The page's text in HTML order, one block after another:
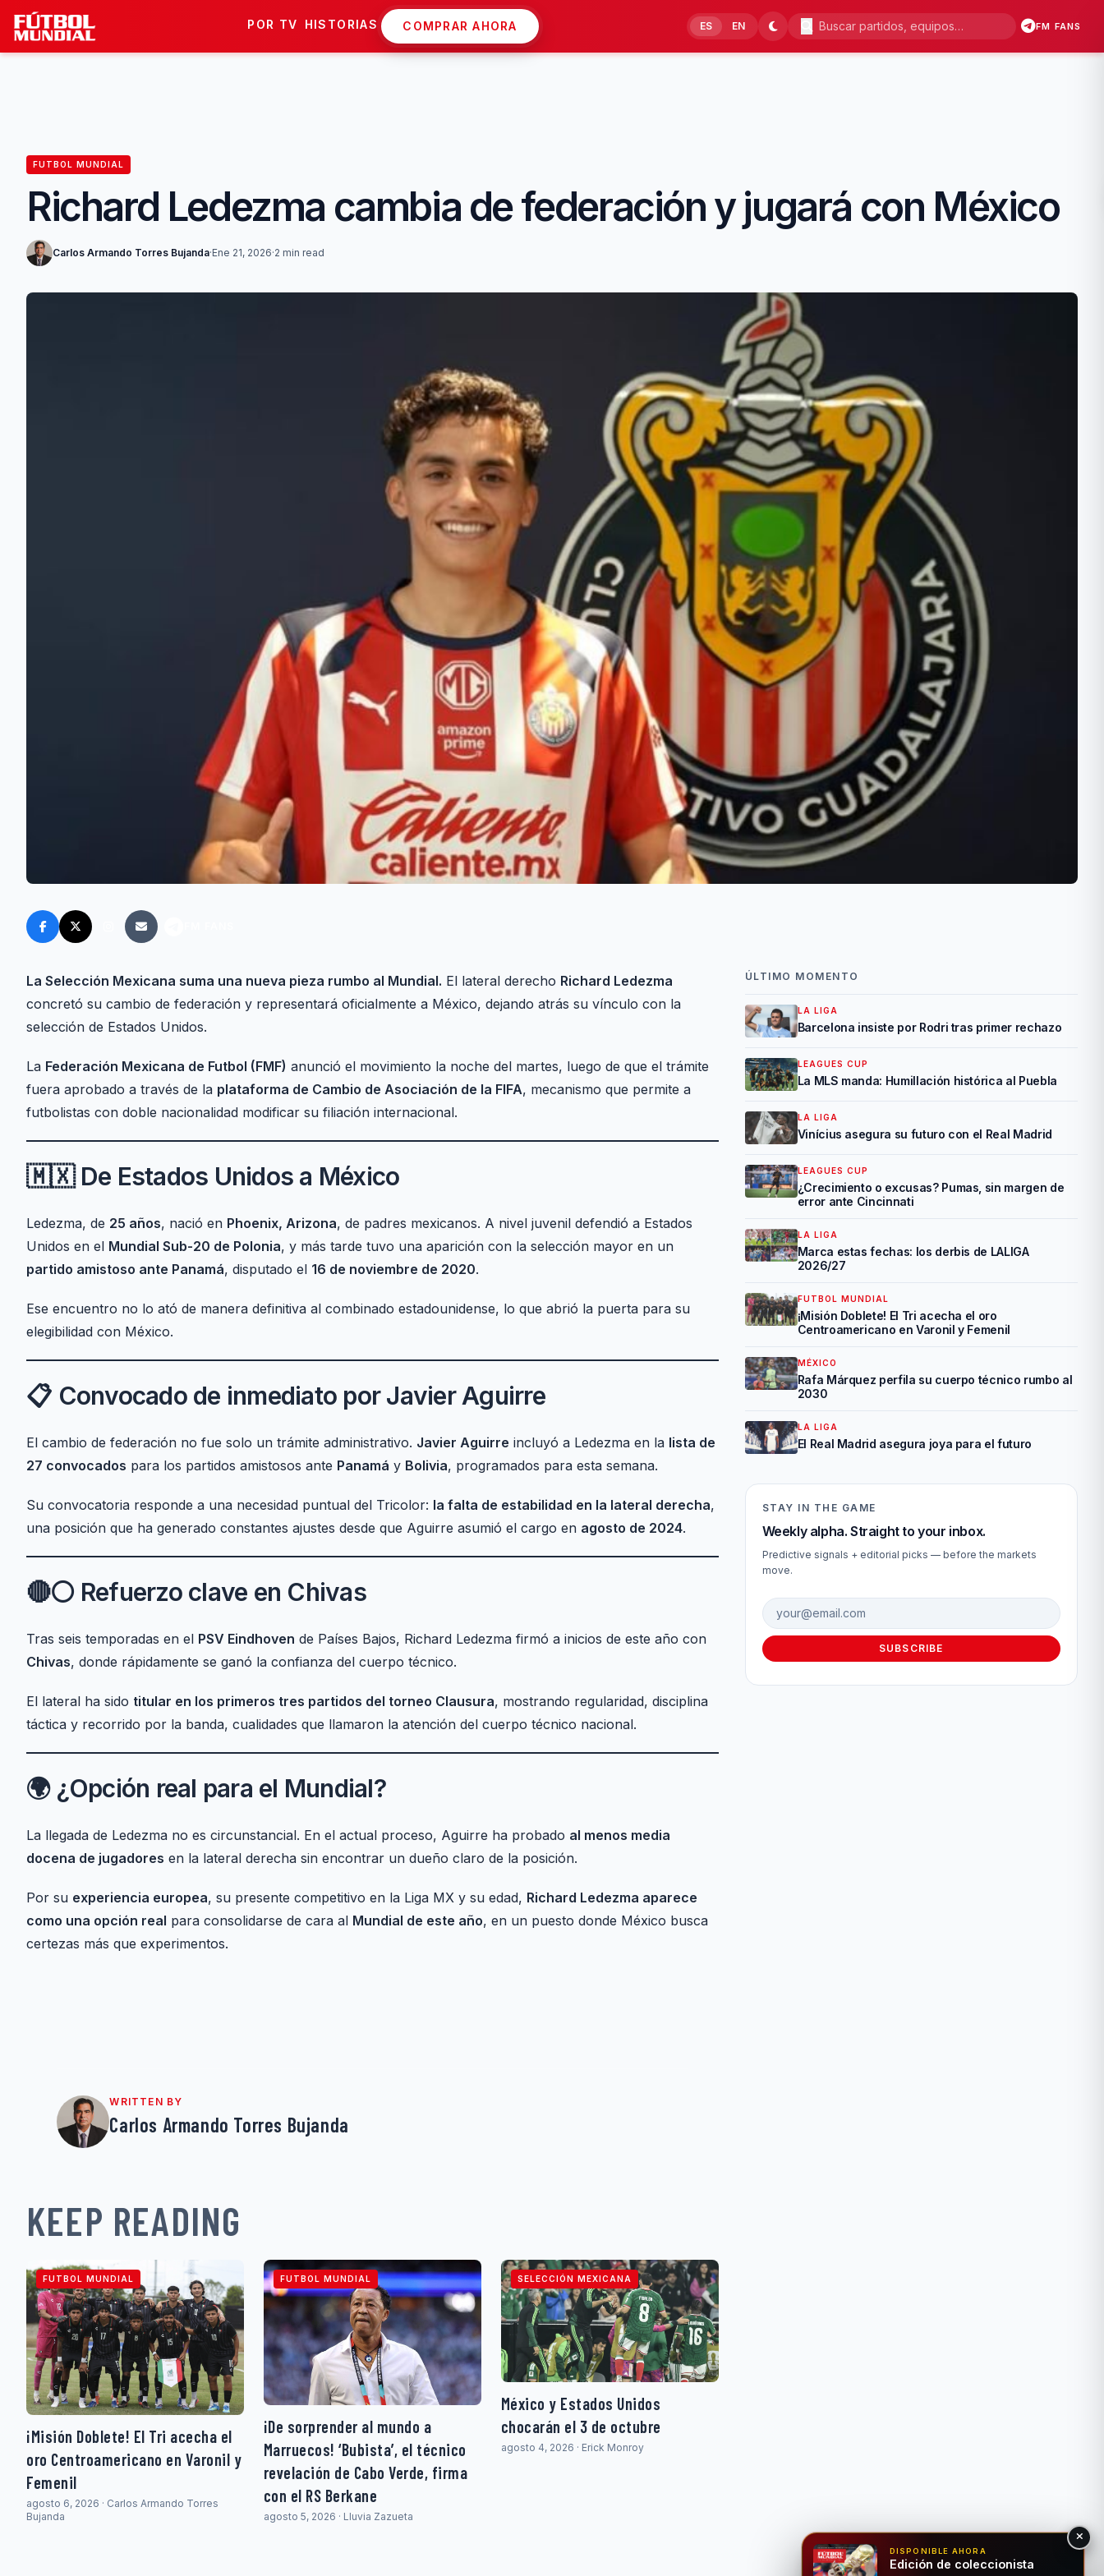
Skip to content
POR TV HISTORIAS COMPRAR AHORA ES EN FM FANS
FUTBOL MUNDIAL
Richard Ledezma cambia de federación y jugará con México
Carlos Armando Torres Bujanda·Ene 21, 2026·2 min read
La Selección Mexicana suma una nueva pieza rumbo al Mundial. El lateral derecho Richard Ledezma
concretó su cambio de federación y representará oficialmente a México, dejando atrás su vínculo con la
selección de Estados Unidos.
La Federación Mexicana de Futbol (FMF) anunció el movimiento la noche del martes, luego de que el trámite
fuera aprobado a través de la plataforma de Cambio de Asociación de la FIFA, mecanismo que permite a
futbolistas con doble nacionalidad modificar su filiación internacional.
🇲🇽 De Estados Unidos a México
Ledezma, de 25 años, nació en Phoenix, Arizona, de padres mexicanos. A nivel juvenil defendió a Estados
Unidos en el Mundial Sub-20 de Polonia, y más tarde tuvo una aparición con la selección mayor en un
partido amistoso ante Panamá, disputado el 16 de noviembre de 2020.
Ese encuentro no lo ató de manera definitiva al combinado estadounidense, lo que abrió la puerta para su
elegibilidad con México.
📋 Convocado de inmediato por Javier Aguirre
El cambio de federación no fue solo un trámite administrativo. Javier Aguirre incluyó a Ledezma en la lista de
27 convocados para los partidos amistosos ante Panamá y Bolivia, programados para esta semana.
Su convocatoria responde a una necesidad puntual del Tricolor: la falta de estabilidad en la lateral derecha,
una posición que ha generado constantes ajustes desde que Aguirre asumió el cargo en agosto de 2024.
🔴⚪ Refuerzo clave en Chivas
Tras seis temporadas en el PSV Eindhoven de Países Bajos, Richard Ledezma firmó a inicios de este año con
Chivas, donde rápidamente se ganó la confianza del cuerpo técnico.
El lateral ha sido titular en los primeros tres partidos del torneo Clausura, mostrando regularidad, disciplina
táctica y recorrido por la banda, cualidades que llamaron la atención del cuerpo técnico nacional.
🌍 ¿Opción real para el Mundial?
La llegada de Ledezma no es circunstancial. En el actual proceso, Aguirre ha probado al menos media
docena de jugadores en la lateral derecha sin encontrar un dueño claro de la posición.
Por su experiencia europea, su presente competitivo en la Liga MX y su edad, Richard Ledezma aparece
como una opción real para consolidarse de cara al Mundial de este año, en un puesto donde México busca
certezas más que experimentos.
WRITTEN BY
Carlos Armando Torres Bujanda
KEEP READING
FUTBOL MUNDIAL
¡Misión Doblete! El Tri acecha el
oro Centroamericano en Varonil y
Femenil
agosto 6, 2026 · Carlos Armando Torres
Bujanda
FUTBOL MUNDIAL
¡De sorprender al mundo a
Marruecos! ‘Bubista’, el técnico
revelación de Cabo Verde, firma
con el RS Berkane
agosto 5, 2026 · Lluvia Zazueta
SELECCIÓN MEXICANA
México y Estados Unidos
chocarán el 3 de octubre
agosto 4, 2026 · Erick Monroy
ÚLTIMO MOMENTO
LA LIGA
Barcelona insiste por Rodri tras primer rechazo
LEAGUES CUP
La MLS manda: Humillación histórica al Puebla
LA LIGA
Vinícius asegura su futuro con el Real Madrid
LEAGUES CUP
¿Crecimiento o excusas? Pumas, sin margen de
error ante Cincinnati
LA LIGA
Marca estas fechas: los derbis de LALIGA
2026/27
FUTBOL MUNDIAL
¡Misión Doblete! El Tri acecha el oro
Centroamericano en Varonil y Femenil
MÉXICO
Rafa Márquez perfila su cuerpo técnico rumbo al
2030
LA LIGA
El Real Madrid asegura joya para el futuro
STAY IN THE GAME
Weekly alpha. Straight to your inbox.
Predictive signals + editorial picks — before the markets
move.
Email address
SUBSCRIBE
DISPONIBLE AHORA
Edición de coleccionista